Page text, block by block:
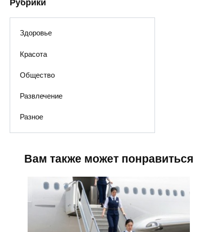
Рубрики
Здоровье
Красота
Общество
Развлечение
Разное
Вам также может понравиться